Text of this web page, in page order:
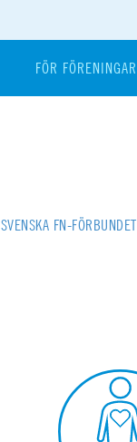
FÖR FÖRENINGAR
SVENSKA FN-FÖRBUNDET